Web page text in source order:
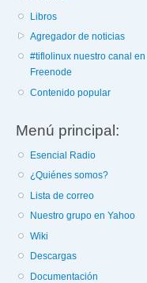
Libros
Agregador de noticias
#tiflolinux nuestro canal en
Freenode
Contenido popular
Menú principal:
Esencial Radio
¿Quiénes somos?
Lista de correo
Nuestro grupo en Yahoo
Wiki
Descargas
Documentación